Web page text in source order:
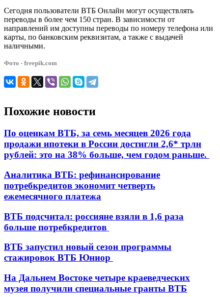
Сегодня пользователи ВТБ Онлайн могут осуществлять
переводы в более чем 150 стран. В зависимости от
направлений им доступны переводы по номеру телефона или
карты, по банковским реквизитам, а также с выдачей
наличными.
Фото - freepik.com
Похожие новости
По оценкам ВТБ, за семь месяцев 2026 года
продажи ипотеки в России достигли 2,6* трлн
рублей: это на 38% больше, чем годом раньше.
Аналитика ВТБ: рефинансирование
потребкредитов экономит четверть
ежемесячного платежа
ВТБ подсчитал: россияне взяли в 1,6 раза
больше потребкредитов
ВТБ запустил новый сезон программы
стажировок ВТБ Юниор
На Дальнем Востоке четыре краеведческих
музея получили специальные гранты ВТБ